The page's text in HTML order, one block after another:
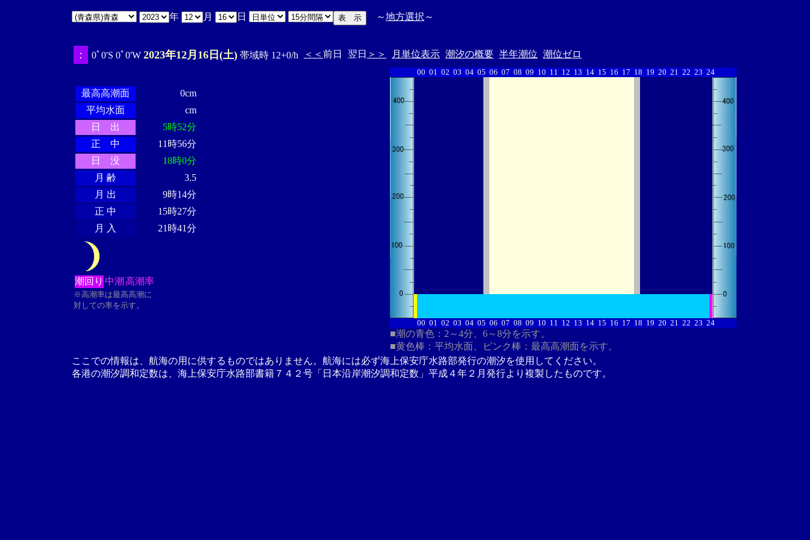
年 月 日 ～地方選択 ～
： 0ﾟ0'S 0ﾟ0'W 2023年12月16日(土) 帯域時 12+0/h ＜＜ 前日 翌日 ＞＞ 月単位表示 潮汐の概要 半年潮位 潮位ゼロ
最高高潮面
0cm
平均水面
cm
日 出
5時52分
正 中
11時56分
日 没
18時0分
月 齢
3.5
月 出
9時14分
正 中
15時27分
月 入
21時41分
潮回り 中潮 高潮率
※高潮率は最高高潮に
対しての率を示す。
00 01 02 03 04 05 06 07 08 09 10 11 12 13 14 15 16 17 18 19 20 21 22 23 24
00 01 02 03 04 05 06 07 08 09 10 11 12 13 14 15 16 17 18 19 20 21 22 23 24
■潮の青色：2～4分、6～8分を示す。
■黄色棒：平均水面、ピンク棒：最高高潮面を示す。
ここでの情報は、航海の用に供するものではありません。航海には必ず海上保安庁水路部発行の潮汐を使用してください。
各港の潮汐調和定数は、海上保安庁水路部書籍７４２号「日本沿岸潮汐調和定数」平成４年２月発行より複製したものです。